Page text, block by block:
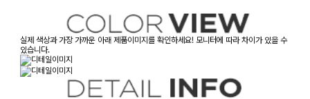
실제 색상과 가장 가까운 아래 제품이미지를 확인하세요! 모니터에 따라 차이가 있을 수
있습니다.